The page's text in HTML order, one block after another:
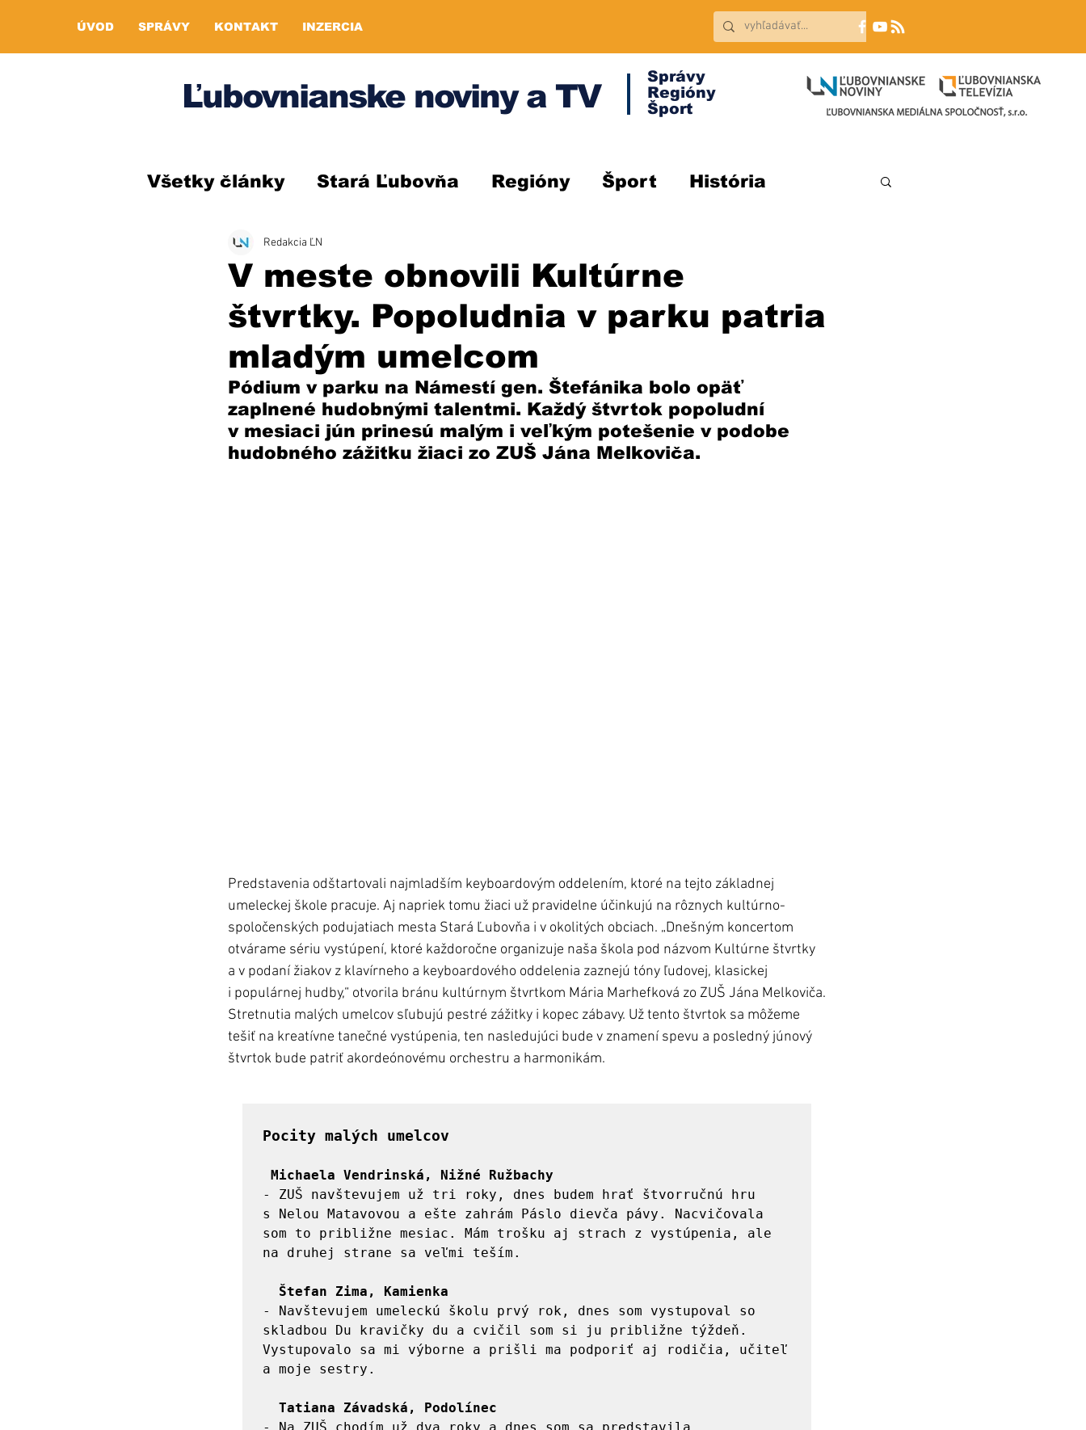
ÚVOD SPRÁVY KONTAKT INZERCIA
Ľubovnianske noviny a TV
Správy
Regióny
Šport
Všetky články Stará Ľubovňa Regióny Šport História
V meste obnovili Kultúrne
štvrtky. Popoludnia v parku patria
mladým umelcom
Redakcia ĽN
Pódium v parku na Námestí gen. Štefánika bolo opäť
zaplnené hudobnými talentmi. Každý štvrtok popoludní
v mesiaci jún prinesú malým i veľkým potešenie v podobe
hudobného zážitku žiaci zo ZUŠ Jána Melkoviča.
Predstavenia odštartovali najmladším keyboardovým oddelením, ktoré na tejto základnej
umeleckej škole pracuje. Aj napriek tomu žiaci už pravidelne účinkujú na rôznych kultúrno-
spoločenských podujatiach mesta Stará Ľubovňa i v okolitých obciach. „Dnešným koncertom
otvárame sériu vystúpení, ktoré každoročne organizuje naša škola pod názvom Kultúrne štvrtky
a v podaní žiakov z klavírneho a keyboardového oddelenia zaznejú tóny ľudovej, klasickej
i populárnej hudby,“ otvorila bránu kultúrnym štvrtkom Mária Marhefková zo ZUŠ Jána Melkoviča.
Stretnutia malých umelcov sľubujú pestré zážitky i kopec zábavy. Už tento štvrtok sa môžeme
tešiť na kreatívne tanečné vystúpenia, ten nasledujúci bude v znamení spevu a posledný júnový
štvrtok bude patriť akordeónovému orchestru a harmonikám.
Pocity malých umelcov
Michaela Vendrinská, Nižné Ružbachy
- ZUŠ navštevujem už tri roky, dnes budem hrať štvorručnú hru
s Nelou Matavovou a ešte zahrám Páslo dievča pávy. Nacvičovala
som to približne mesiac. Mám trošku aj strach z vystúpenia, ale
na druhej strane sa veľmi teším.
Štefan Zima, Kamienka
- Navštevujem umeleckú školu prvý rok, dnes som vystupoval so
skladbou Du kravičky du a cvičil som si ju približne týždeň.
Vystupovalo sa mi výborne a prišli ma podporiť aj rodičia, učiteľ
a moje sestry.
Tatiana Závadská, Podolínec
- Na ZUŠ chodím už dva roky a dnes som sa predstavila